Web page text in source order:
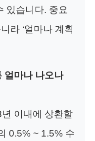
있습니다. 중요
라 ‘얼마나 계획
얼마나 나오나
이내에 상환할
0.5% ~ 1.5% 수